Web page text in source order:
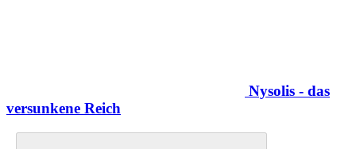
Nysolis - das
versunkene Reich